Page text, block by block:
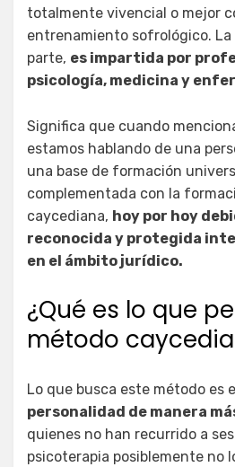
totalmente vivencial o mejor
entrenamiento sofrológico. La
parte, es impartida por
psicología, medicina y
Significa que cuando
estamos hablando de una
una base de formación
complementada con la
caycediana, hoy por hoy
reconocida y protegida
en el ámbito jurídico.
¿Qué es lo que
método
Lo que busca este método es
personalidad de manera
quienes no han recurrido a
psicoterapia posiblemente no